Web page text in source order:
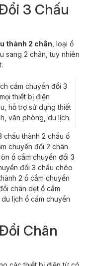
3 Chấu
thành 2 chân , loại ổ
sang 2 chân, tuy nhiên
hỗ trợ sử dụng thiết
văn phòng, du lịch.
Chân